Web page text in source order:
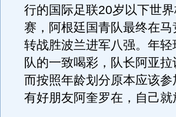
行的国际足联20岁以下世
赛，阿根廷国青队最终在
转战胜波兰进军八强。年
队的一致喝彩，队长阿亚
而按照年龄划分原本应该
有好朋友阿奎罗在，自己就